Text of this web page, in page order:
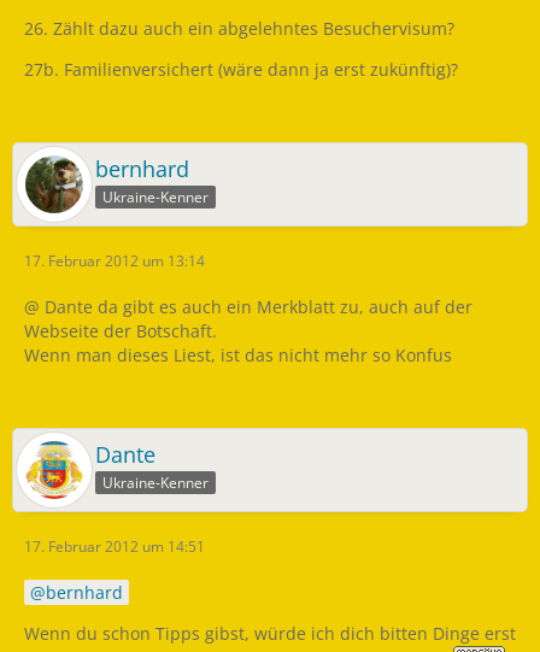
26. Zählt dazu auch ein abgelehntes Besuchervisum?
27b. Familienversichert (wäre dann ja erst zukünftig)?
bernhard
Ukraine-Kenner
17. Februar 2012 um 13:14
@ Dante da gibt es auch ein Merkblatt zu, auch auf der
Webseite der Botschaft.
Wenn man dieses Liest, ist das nicht mehr so Konfus
Dante
Ukraine-Kenner
17. Februar 2012 um 14:51
bernhard
Wenn du schon Tipps gibst, würde ich dich bitten Dinge erst